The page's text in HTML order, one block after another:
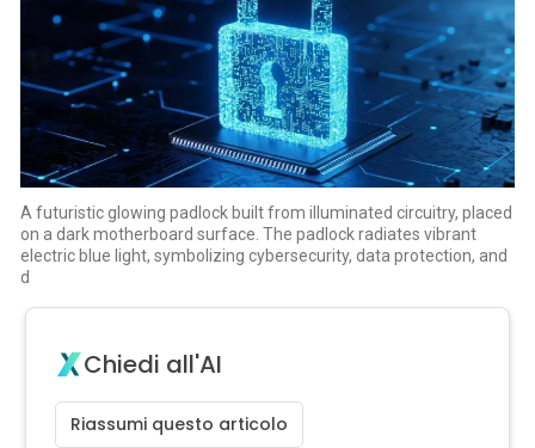
A futuristic glowing padlock built from illuminated circuitry, placed
on a dark motherboard surface. The padlock radiates vibrant
electric blue light, symbolizing cybersecurity, data protection, and
d
Chiedi all'AI
Riassumi questo articolo